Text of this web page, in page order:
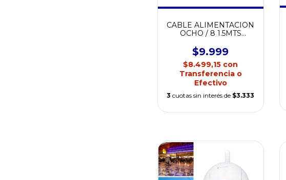
CABLE ALIMENTACION
OCHO / 8 1.5MTS
$9.999
$8.499,15 con
Transferencia o
Efectivo
3 cuotas sin interés de $3.333